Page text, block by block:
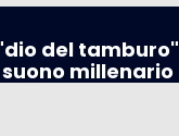
del tamburo"
millenario